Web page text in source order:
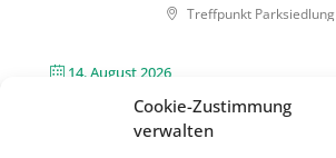
Cookie-Zustimmung
verwalten
Treffpunkt Parksiedlung
14. August 2026
Treffpunkt Parksiedlung